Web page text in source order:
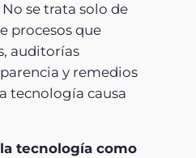
se trata solo de
procesos que
auditorías
y remedios
tecnología causa
tecnología como